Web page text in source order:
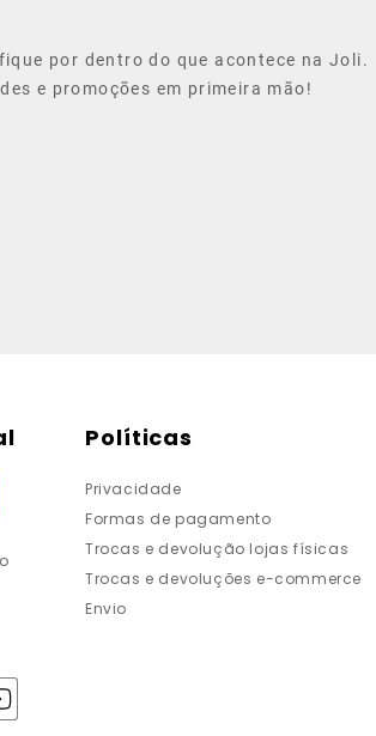
por dentro do que acontece na Joli.
e promoções em primeira mão!
Políticas
Privacidade
Formas de pagamento
Trocas e devolução lojas físicas
Trocas e devoluções e-commerce
Envio